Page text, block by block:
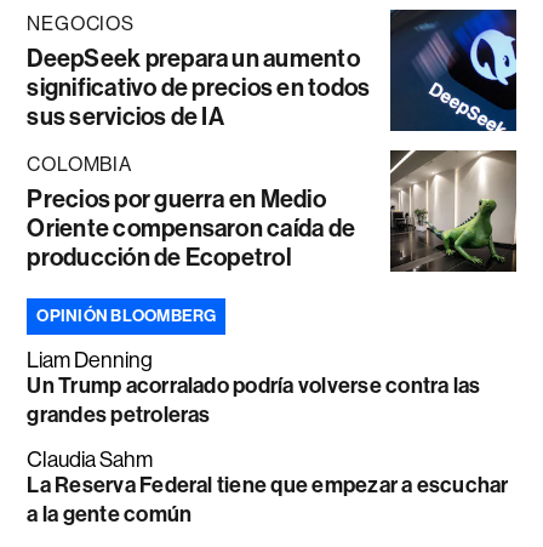
NEGOCIOS
DeepSeek prepara un aumento
significativo de precios en todos
sus servicios de IA
COLOMBIA
Precios por guerra en Medio
Oriente compensaron caída de
producción de Ecopetrol
OPINIÓN BLOOMBERG
Liam Denning
Un Trump acorralado podría volverse contra las
grandes petroleras
Claudia Sahm
La Reserva Federal tiene que empezar a escuchar
a la gente común